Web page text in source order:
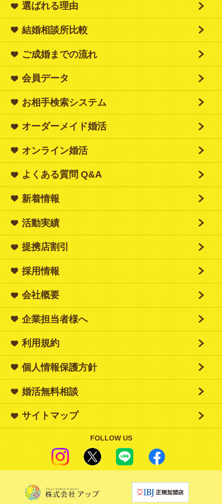
選ばれる理由
結婚相談所比較
ご成婚までの流れ
会員データ
お相手検索システム
オーダーメイド婚活
オンライン婚活
よくある質問 Q&A
新着情報
活動実績
提携店割引
採用情報
会社概要
企業担当者様へ
利用規約
個人情報保護方針
婚活無料相談
サイトマップ
FOLLOW US